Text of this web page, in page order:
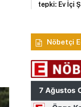
tepki: Ev İçi
Nöbetçi